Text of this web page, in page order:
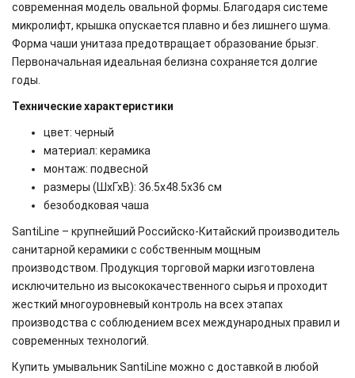
современная модель овальной формы. Благодаря системе
микролифт, крышка опускается плавно и без лишнего шума.
Форма чаши унитаза предотвращает образование брызг.
Первоначальная идеальная белизна сохраняется долгие
годы.
Технические характеристики
цвет: черный
материал: керамика
монтаж: подвесной
размеры (ШхГхВ): 36.5х48.5х36 см
безободковая чаша
SantiLine – крупнейший Российско-Китайский производитель
санитарной керамики с собственным мощным
производством. Продукция торговой марки изготовлена
исключительно из высококачественного сырья и проходит
жесткий многоуровневый контроль на всех этапах
производства с соблюдением всех международных правил и
современных технологий.
Купить умывальник SantiLine можно с доставкой в любой